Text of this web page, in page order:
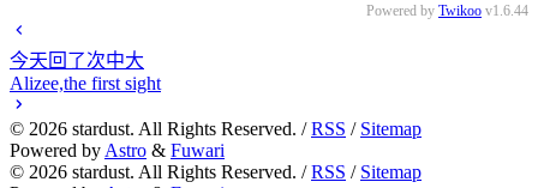
Powered by Twikoo v1.6.44
今天回了次中大
Alizee,the first sight
© 2026 stardust. All Rights Reserved. /RSS / Sitemap
Powered by Astro & Fuwari
© 2026 stardust. All Rights Reserved. /RSS / Sitemap